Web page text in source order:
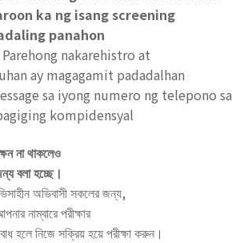
ka ng isang screening
panahon
nakarehistro at
ay magagamit padadalhan
sa iyong numero ng telepono sa
kompidensyal
নাথাকলেও
বলাহচ্ছে।
অভিবাসীসকলেরজন্য,
নাম্বারেপরীক্ষার
হলেনিজেসক্রিয়হয়েপরীক্ষাকরুন।